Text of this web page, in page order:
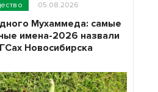
05.08.2026
Мухаммеда: самые
имена-2026 назвали
Новосибирска